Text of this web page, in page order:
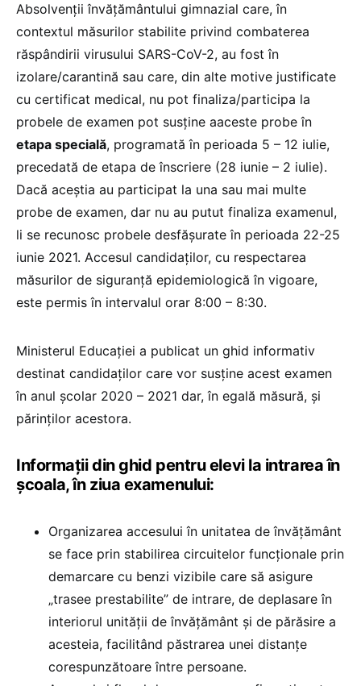
Absolvenții învățământului gimnazial care, în
contextul măsurilor stabilite privind combaterea
răspândirii virusului SARS-CoV-2, au fost în
izolare/carantină sau care, din alte motive justificate
cu certificat medical, nu pot finaliza/participa la
probele de examen pot susţine aaceste probe în
etapa specială, programată în perioada 5 – 12 iulie,
precedată de etapa de înscriere (28 iunie – 2 iulie).
Dacă aceștia au participat la una sau mai multe
probe de examen, dar nu au putut finaliza examenul,
li se recunosc probele desfășurate în perioada 22-25
iunie 2021. Accesul candidaților, cu respectarea
măsurilor de siguranță epidemiologică în vigoare,
este permis în intervalul orar 8:00 – 8:30.
Ministerul Educației a publicat un ghid informativ
destinat candidaților care vor susține acest examen
în anul școlar 2020 – 2021 dar, în egală măsură, și
părinților acestora.
Informații din ghid pentru elevi la intrarea în
școala, în ziua examenului:
Organizarea accesului în unitatea de învăţământ
se face prin stabilirea circuitelor funcţionale prin
demarcare cu benzi vizibile care să asigure
„trasee prestabilite” de intrare, de deplasare în
interiorul unităţii de învăţământ şi de părăsire a
acesteia, facilitând păstrarea unei distanţe
corespunzătoare între persoane.